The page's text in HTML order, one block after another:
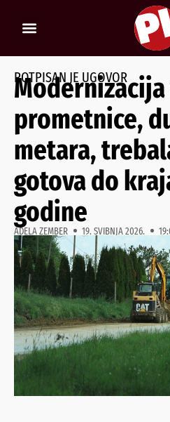
POTPISAN JE UGOVOR
Modernizacija
prometnice,
metara,
gotova do
godine
ADELA ZEMBER 19. SVIBNJA 2026.